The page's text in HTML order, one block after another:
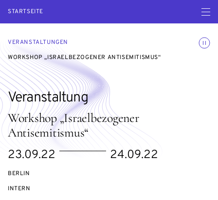
STARTSEITE Menü
VERANSTALTUNGEN
WORKSHOP „ISRAELBEZOGENER ANTISEMITISMUS“
Workshop „Israelbezogener
Antisemitismus“
Veranstaltung
eventBeginsOn
23.09.22
eventEndsOn 24.09.22
BERLIN
VERANSTALTUNGSZUGANG:
INTERN